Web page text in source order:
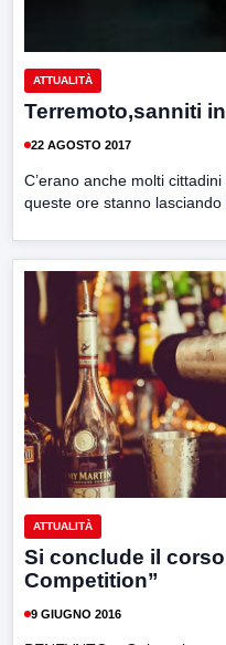
ATTUALITÀ
Terremoto,sanniti
22 AGOSTO 2017
C’erano anche molti
queste ore stanno lasciando
ATTUALITÀ
Si conclude il
Competition”
9 GIUGNO 2016